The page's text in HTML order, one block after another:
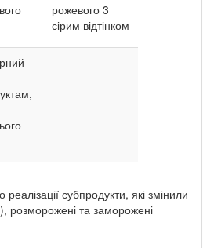
рожевого 3
сірим відтінком
субпродукти, які змінили
розморожені та заморожені